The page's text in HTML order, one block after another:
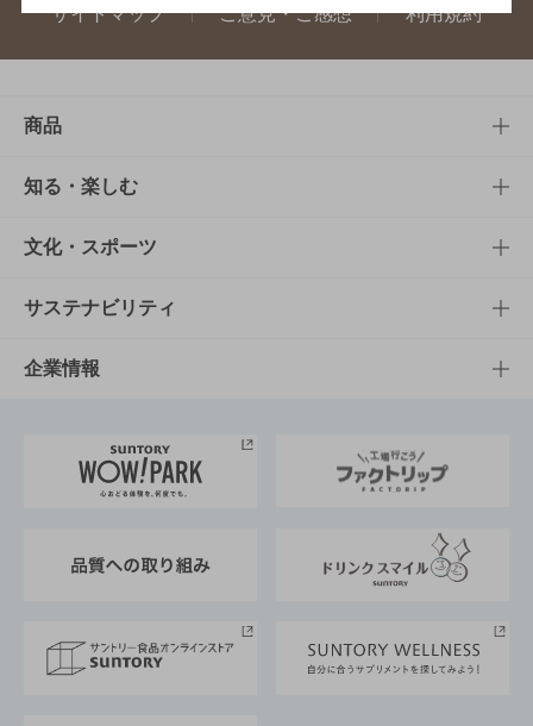
サイトマップ ご意見・ご感想 利用規約
商品
商品TOP
商品一覧
商品発売情報
栄養成分一覧
知る・楽しむ
知る・楽しむTOP
キャンペーン
工場見学
地域情報
文化・スポーツ
文化・スポーツTOP
サントリーホール
サントリーサンバーズ大阪
サステナビリティ
サステナビリティTOP
サントリーが考えるサステナビリティ経営
企業情報
企業概要
採用情報